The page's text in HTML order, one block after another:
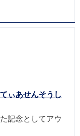
ぃあせんそうし
記念としてアウ